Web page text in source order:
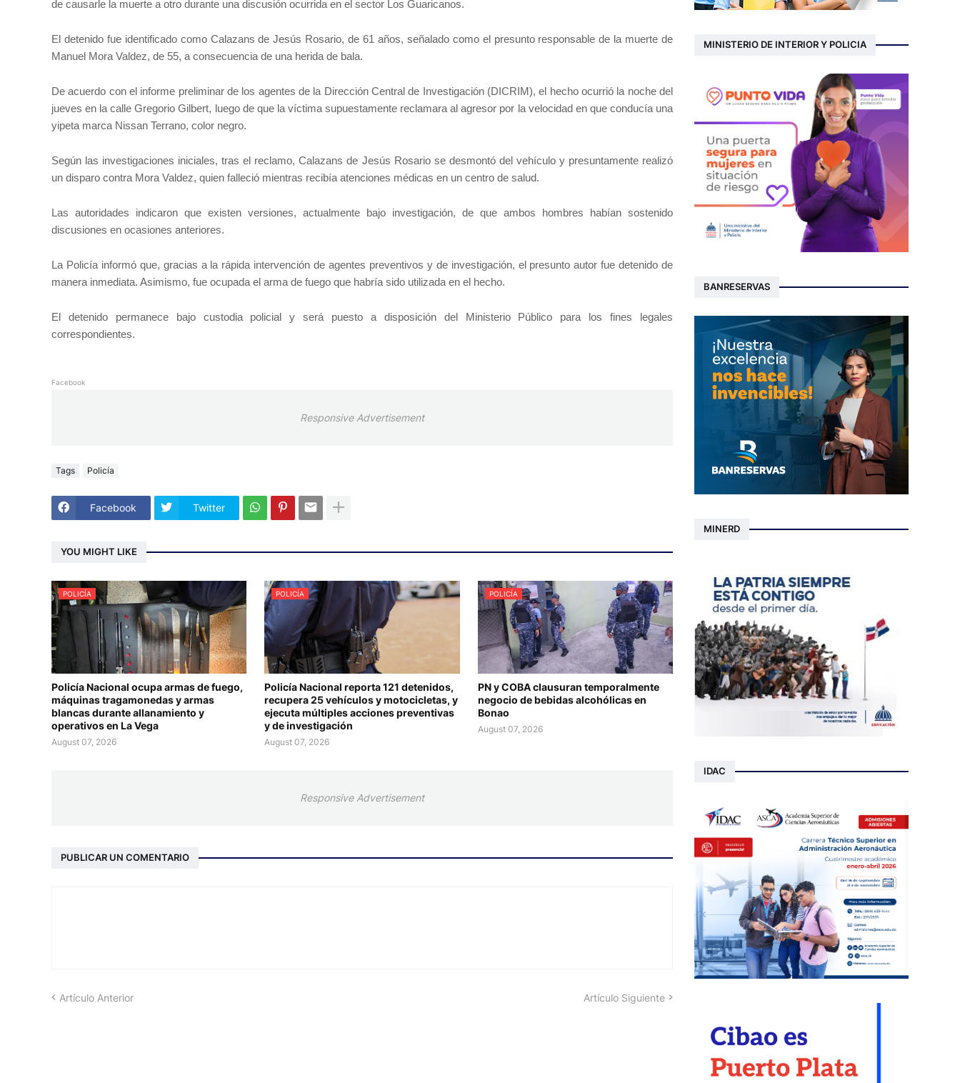
de causarle la muerte a otro durante una discusión ocurrida en el sector Los Guaricanos.
El detenido fue identificado como Calazans de Jesús Rosario, de 61 años, señalado como el presunto responsable de la muerte de
Manuel Mora Valdez, de 55, a consecuencia de una herida de bala.
De acuerdo con el informe preliminar de los agentes de la Dirección Central de Investigación (DICRIM), el hecho ocurrió la noche del
jueves en la calle Gregorio Gilbert, luego de que la víctima supuestamente reclamara al agresor por la velocidad en que conducía una
yipeta marca Nissan Terrano, color negro.
Según las investigaciones iniciales, tras el reclamo, Calazans de Jesús Rosario se desmontó del vehículo y presuntamente realizó
un disparo contra Mora Valdez, quien falleció mientras recibía atenciones médicas en un centro de salud.
Las autoridades indicaron que existen versiones, actualmente bajo investigación, de que ambos hombres habían sostenido
discusiones en ocasiones anteriores.
La Policía informó que, gracias a la rápida intervención de agentes preventivos y de investigación, el presunto autor fue detenido de
manera inmediata. Asimismo, fue ocupada el arma de fuego que habría sido utilizada en el hecho.
El detenido permanece bajo custodia policial y será puesto a disposición del Ministerio Público para los fines legales
correspondientes.
Facebook
Responsive Advertisement
Tags Policía
Facebook Twitter
YOU MIGHT LIKE
POLICÍA
Policía Nacional ocupa armas de fuego,
máquinas tragamonedas y armas
blancas durante allanamiento y
operativos en La Vega
August 07, 2026
POLICÍA
Policía Nacional reporta 121 detenidos,
recupera 25 vehículos y motocicletas, y
ejecuta múltiples acciones preventivas
y de investigación
August 07, 2026
POLICÍA
PN y COBA clausuran temporalmente
negocio de bebidas alcohólicas en
Bonao
August 07, 2026
Responsive Advertisement
PUBLICAR UN COMENTARIO
Artículo Anterior Artículo Siguiente
MINISTERIO DE INTERIOR Y POLICIA
BANRESERVAS
MINERD
IDAC